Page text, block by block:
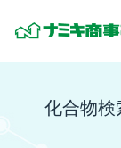
化合物検